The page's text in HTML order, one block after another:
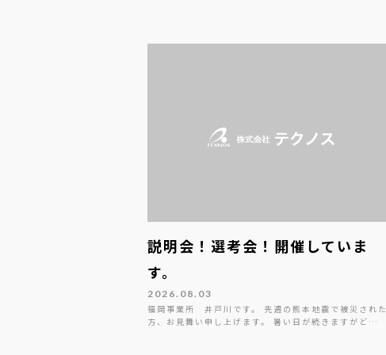
説明会！選考会！開催していま
す。
2026.08.03
福岡事業所 井戸川です。 先週の熊本地震で被災された
方、お見舞い申し上げます。 暑い日が続きますがど…